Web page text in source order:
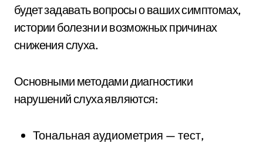
будет задавать вопросы о ваших симптомах,
истории болезни и возможных причинах
снижения слуха.
Основными методами диагностики
нарушений слуха являются:
Тональная аудиометрия — тест,